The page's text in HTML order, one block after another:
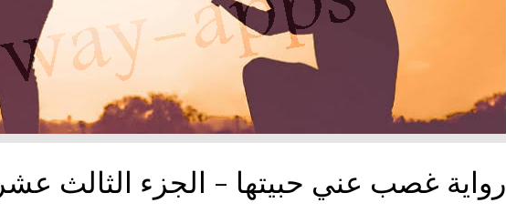
رواية غصب عني حبيتها - الجزء الثالث عشر